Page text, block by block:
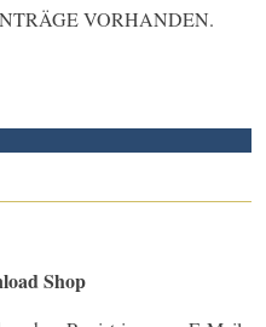
VORHANDEN.
Shop